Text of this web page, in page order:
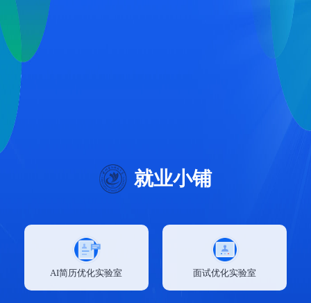
就业小铺
AI简历优化实验室 面试优化实验室